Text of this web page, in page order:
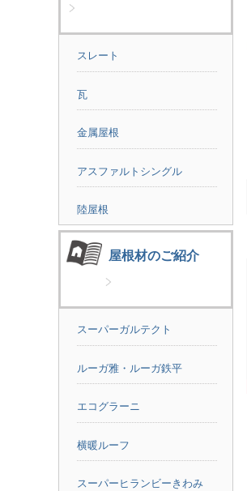
スレート
瓦
金属屋根
アスファルトシングル
陸屋根
屋根材のご紹介
スーパーガルテクト
ルーガ雅・ルーガ鉄平
エコグラーニ
横暖ルーフ
スーパーヒランビーきわみ